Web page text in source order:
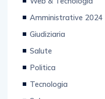
Amministrative 2024
Giudiziaria
Salute
Politica
Tecnologia
Salerno